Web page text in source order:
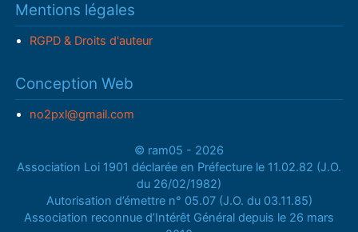
Mentions légales
RGPD & Droits d'auteur
Conception Web
no2pxl@gmail.com
© ram05 - 2026
Association Loi 1901 déclarée en Préfecture le 11.02.82 (J.O.
du 26/02/1982)
Autorisation d’émettre n° 05.07 (J.O. du 03.11.85)
Association reconnue d’Intérêt Général depuis le 26 mars